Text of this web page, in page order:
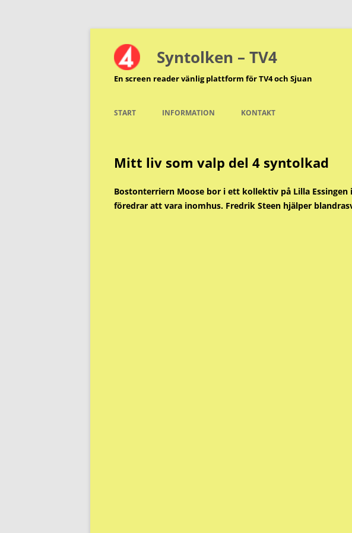
Hoppa
innehåll Syntolken – TV4
En screen reader vänlig plattform för TV4 och Sjuan
START INFORMATION KONTAKT
Mitt liv som valp del 4 syntolkad
Bostonterriern Moose bor i ett kollektiv på Lilla
föredrar att vara inomhus. Fredrik Steen hjälper